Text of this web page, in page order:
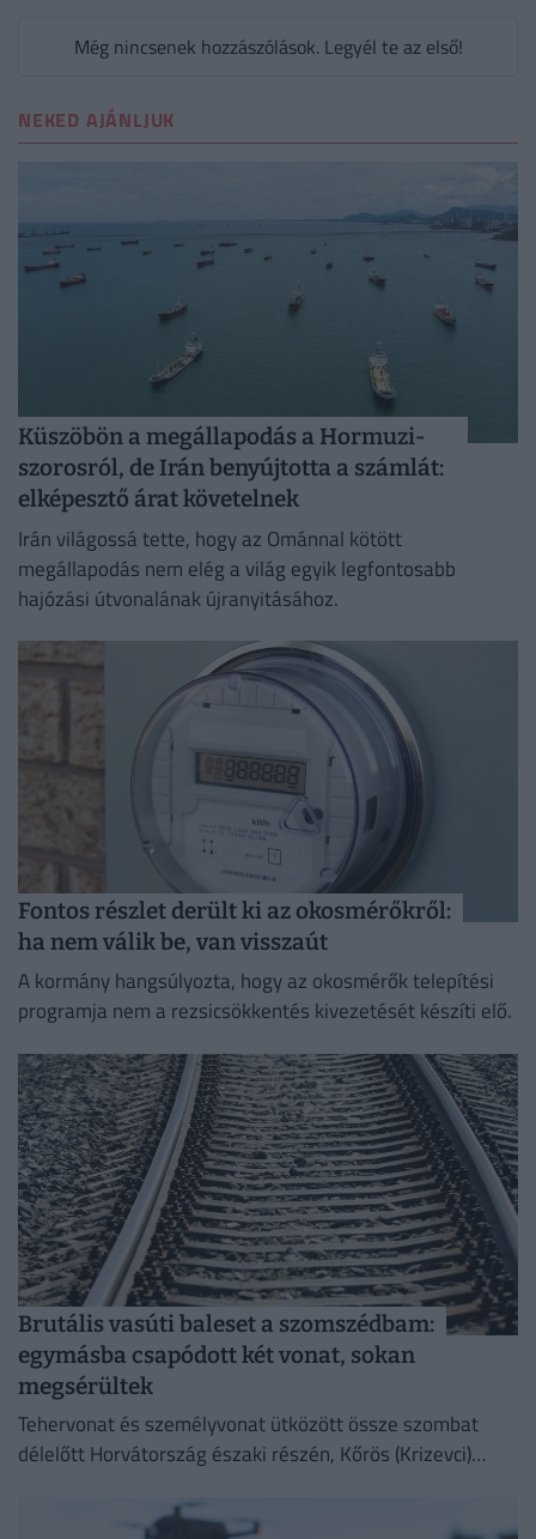
Még nincsenek hozzászólások. Legyél te az első!
NEKED AJÁNLJUK
Küszöbön a megállapodás a Hormuzi-
szorosról, de Irán benyújtotta a számlát:
elképesztő árat követelnek
Irán világossá tette, hogy az Ománnal kötött
megállapodás nem elég a világ egyik legfontosabb
hajózási útvonalának újranyitásához.
Fontos részlet derült ki az okosmérőkről:
ha nem válik be, van visszaút
A kormány hangsúlyozta, hogy az okosmérők telepítési
programja nem a rezsicsökkentés kivezetését készíti elő.
Brutális vasúti baleset a szomszédbam:
egymásba csapódott két vonat, sokan
megsérültek
Tehervonat és személyvonat ütközött össze szombat
délelőtt Horvátország északi részén, Kőrös (Krizevci)